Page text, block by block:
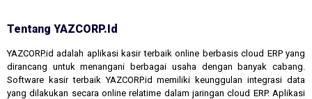
Tentang YAZCORP.id
YAZCORP.id adalah aplikasi kasir terbaik online berbasis cloud ERP yang
dirancang untuk menangani berbagai usaha dengan banyak cabang.
Software kasir terbaik YAZCORP.id memiliki keunggulan integrasi data
yang dilakukan secara online relatime dalam jaringan cloud ERP. Aplikasi